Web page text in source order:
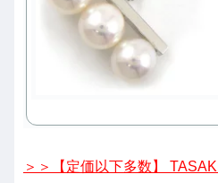
＞＞【定価以下多数】